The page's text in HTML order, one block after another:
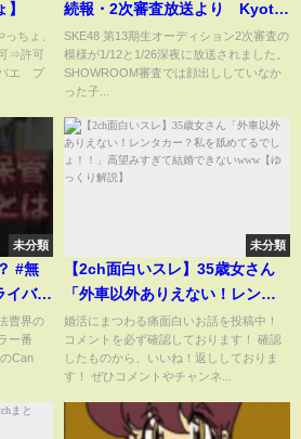
ょ、
⇒許可
バエ プ
続報・2次審査放送より Kyoto
masa's vlog
SKE48 第13期生オーディション2次審査の
模様が1/12と1/26深夜に放送されました。
SHOWROOM審査では顔出ししていなか
った子...
未分類
#無
イバシ
曹界の
ー番
Can
未分類
【2ch面白いスレ】35歳女さん
「外車以外ありえない！レンタ
カー？私を舐めてるでし
ょ！！」高望みすぎて結婚でき
ないwww【ゆっくり解説】
婚活にまつわる痛面白いお話を投稿中！
コメントを必ず確認しております！ 確認
したものから、いいね！返ししておりま
す！ ぜひコメントやチャンネ...